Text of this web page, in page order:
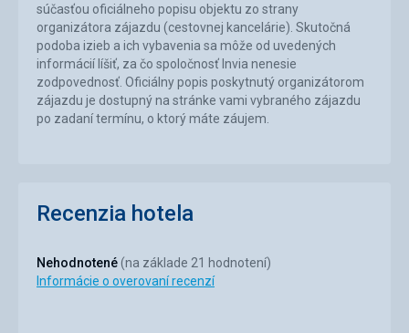
súčasťou oficiálneho popisu objektu zo strany
organizátora zájazdu (cestovnej kancelárie). Skutočná
podoba izieb a ich vybavenia sa môže od uvedených
informácií líšiť, za čo spoločnosť Invia nenesie
zodpovednosť. Oficiálny popis poskytnutý organizátorom
zájazdu je dostupný na stránke vami vybraného zájazdu
po zadaní termínu, o ktorý máte záujem.
Recenzia hotela
Nehodnotené (na základe 21 hodnotení)
Informácie o overovaní recenzí